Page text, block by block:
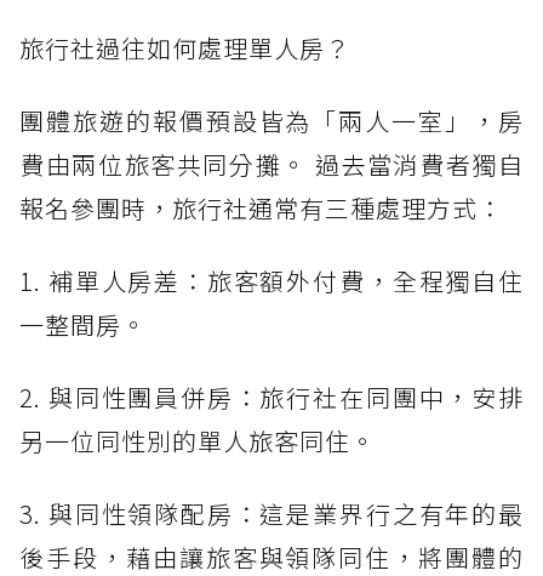
旅行社過往如何處理單人房？
團體旅遊的報價預設皆為「兩人一室」，房
費由兩位旅客共同分攤。 過去當消費者獨自
報名參團時，旅行社通常有三種處理方式：
1. 補單人房差：旅客額外付費，全程獨自住
一整間房。
2. 與同性團員併房：旅行社在同團中，安排
另一位同性別的單人旅客同住。
3. 與同性領隊配房：這是業界行之有年的最
後手段，藉由讓旅客與領隊同住，將團體的